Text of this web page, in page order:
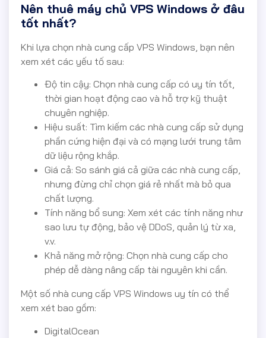
Nên thuê máy chủ VPS Windows ở đâu
tốt nhất?
Khi lựa chọn nhà cung cấp VPS Windows, bạn nên
xem xét các yếu tố sau:
Độ tin cậy: Chọn nhà cung cấp có uy tín tốt,
thời gian hoạt động cao và hỗ trợ kỹ thuật
chuyên nghiệp.
Hiệu suất: Tìm kiếm các nhà cung cấp sử dụng
phần cứng hiện đại và có mạng lưới trung tâm
dữ liệu rộng khắp.
Giá cả: So sánh giá cả giữa các nhà cung cấp,
nhưng đừng chỉ chọn giá rẻ nhất mà bỏ qua
chất lượng.
Tính năng bổ sung: Xem xét các tính năng như
sao lưu tự động, bảo vệ DDoS, quản lý từ xa,
v.v.
Khả năng mở rộng: Chọn nhà cung cấp cho
phép dễ dàng nâng cấp tài nguyên khi cần.
Một số nhà cung cấp VPS Windows uy tín có thể
xem xét bao gồm:
DigitalOcean